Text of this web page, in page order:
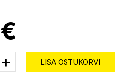
€
+ LISA OSTUKORVI